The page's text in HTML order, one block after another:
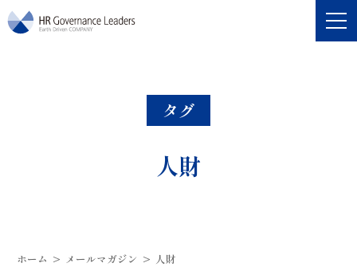
HRガバナンス・リーダーズ
タグ
人財
ホーム > メールマガジン > 人財